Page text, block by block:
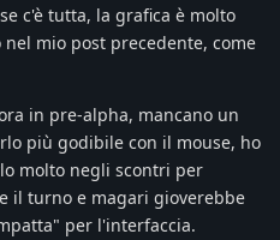
c'è tutta, la grafica è molto
mio post precedente, come
in pre-alpha, mancano un
più godibile con il mouse, ho
molto negli scontri per
il turno e magari gioverebbe
per l'interfaccia.